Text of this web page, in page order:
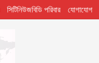
সিটিনিউজবিডি পরিবার যোগাযোগ